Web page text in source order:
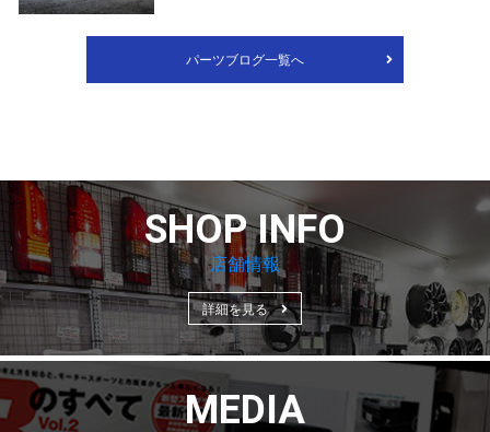
パーツブログ一覧へ
SHOP INFO
店舗情報
詳細を見る
MEDIA